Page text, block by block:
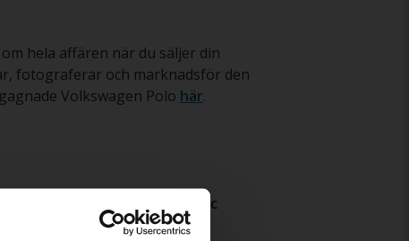
hela affären när du säljer din
fotograferar och marknadsför den
Volkswagen Polo här.
Volkswagen T-Roc